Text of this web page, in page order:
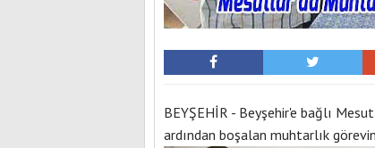
BEYŞEHİR - Beyşehir'e bağlı
ardından boşalan muhtarlık